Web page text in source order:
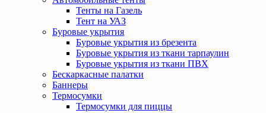
Тенты на Газель
Тент на УАЗ
Буровые укрытия
Буровые укрытия из брезента
Буровые укрытия из ткани тарпаулин
Буровые укрытия из ткани ПВХ
Бескаркасные палатки
Баннеры
Термосумки
Термосумки для пиццы